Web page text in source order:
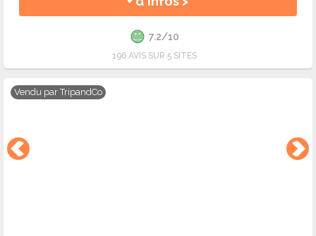
7.2/10
196 AVIS SUR 5 SITES
Vendu parTripandCo